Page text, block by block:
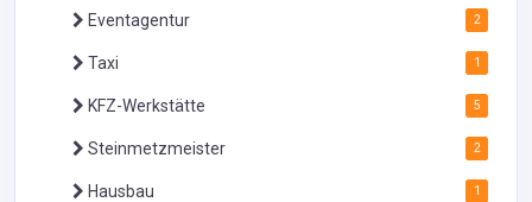
Eventagentur 2
Taxi 1
KFZ-Werkstätte 5
Steinmetzmeister 2
Hausbau 1